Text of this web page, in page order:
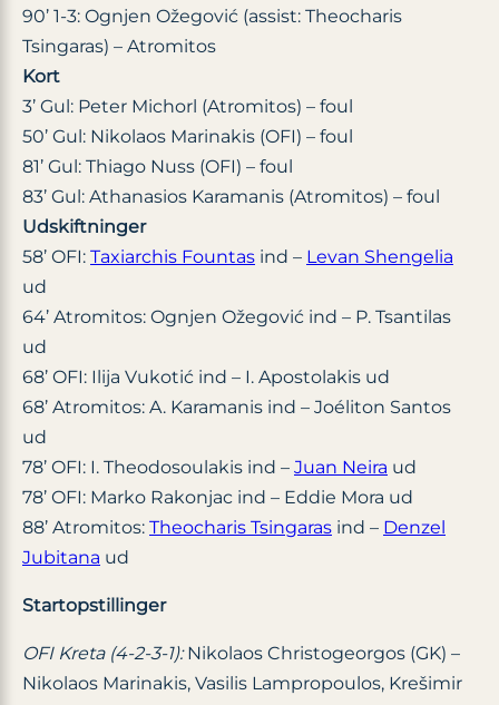
90’ 1-3: Ognjen Ožegović (assist: Theocharis
Tsingaras) – Atromitos
Kort
3’ Gul: Peter Michorl (Atromitos) – foul
50’ Gul: Nikolaos Marinakis (OFI) – foul
81’ Gul: Thiago Nuss (OFI) – foul
83’ Gul: Athanasios Karamanis (Atromitos) – foul
Udskiftninger
58’ OFI: Taxiarchis Fountas ind – Levan Shengelia
ud
64’ Atromitos: Ognjen Ožegović ind – P. Tsantilas
ud
68’ OFI: Ilija Vukotić ind – I. Apostolakis ud
68’ Atromitos: A. Karamanis ind – Joéliton Santos
ud
78’ OFI: I. Theodosoulakis ind – Juan Neira ud
78’ OFI: Marko Rakonjac ind – Eddie Mora ud
88’ Atromitos: Theocharis Tsingaras ind – Denzel
Jubitana ud
Startopstillinger
OFI Kreta (4-2-3-1):Nikolaos Christogeorgos (GK) –
Nikolaos Marinakis, Vasilis Lampropoulos, Krešimir